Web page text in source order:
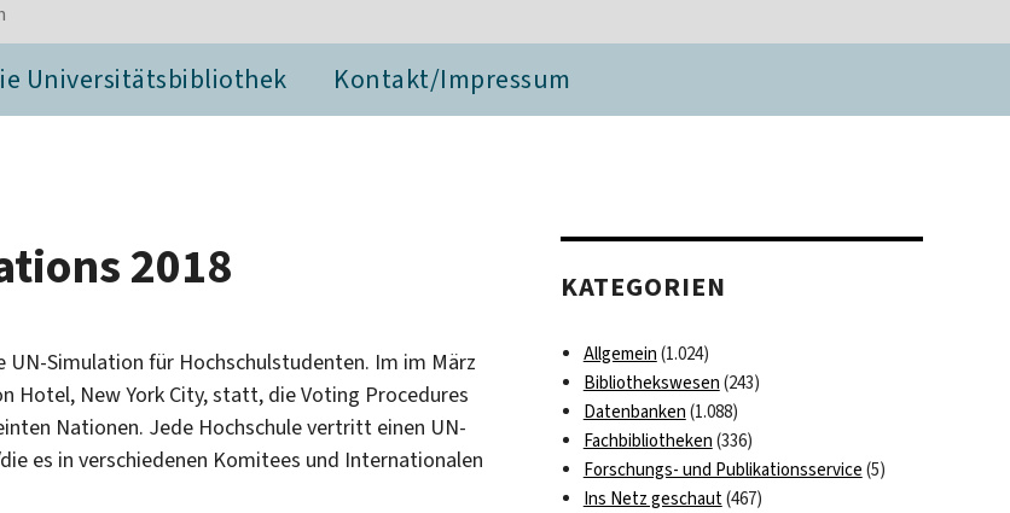
Universitätsbibliothek Kontakt/Impressum
2018
Simulation für Hochschulstudenten. Im im März
Hotel, New York City, statt, die Voting Procedures
Nationen. Jede Hochschule vertritt einen UN-
es in verschiedenen Komitees und Internationalen
KATEGORIEN
Allgemein (1.024)
Bibliothekswesen (243)
Datenbanken (1.088)
Fachbibliotheken (336)
Forschungs- und Publikationsservice (5)
Ins Netz geschaut(467)